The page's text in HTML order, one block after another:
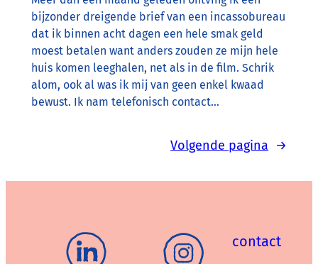
bijzonder dreigende brief van een incassobureau
dat ik binnen acht dagen een hele smak geld
moest betalen want anders zouden ze mijn hele
huis komen leeghalen, net als in de film. Schrik
alom, ook al was ik mij van geen enkel kwaad
bewust. Ik nam telefonisch contact…
Volgende pagina →
contact